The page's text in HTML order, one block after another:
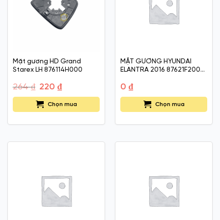
Mặt gương HD Grand
Starex LH 876114H000
264₫
Giá
gốc
là:
264 ₫.
220₫Giá
hiện
tại
là:
220 ₫.
Chọn mua
MẶT GƯƠNG HYUNDAI
ELANTRA 2016 87621F2000
0 ₫
Chọn mua